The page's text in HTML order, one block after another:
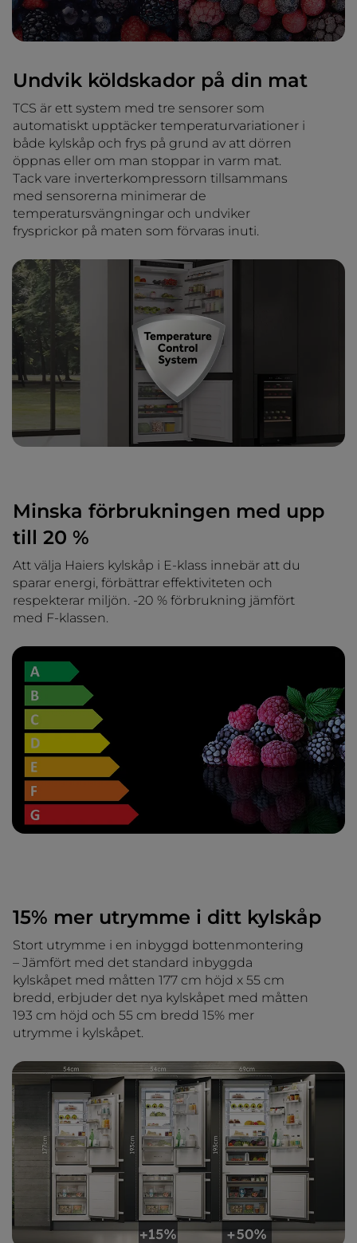
Undvik köldskador på din mat
TCS är ett system med tre sensorer som
automatiskt upptäcker temperaturvariationer i
både kylskåp och frys på grund av att dörren
öppnas eller om man stoppar in varm mat.
Tack vare inverterkompressorn tillsammans
med sensorerna minimerar de
temperatursvängningar och undviker
frysprickor på maten som förvaras inuti.
Minska förbrukningen med upp
till 20 %
Att välja Haiers kylskåp i E-klass innebär att du
sparar energi, förbättrar effektiviteten och
respekterar miljön. -20 % förbrukning jämfört
med F-klassen.
15% mer utrymme i ditt kylskåp
Stort utrymme i en inbyggd bottenmontering
– Jämfört med det standard inbyggda
kylskåpet med måtten 177 cm höjd x 55 cm
bredd, erbjuder det nya kylskåpet med måtten
193 cm höjd och 55 cm bredd 15% mer
utrymme i kylskåpet.